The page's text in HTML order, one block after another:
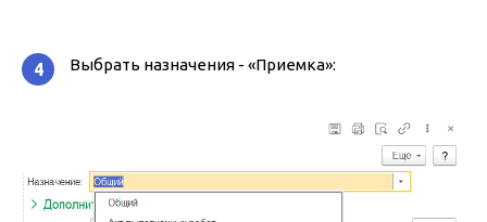
4 Выбрать назначения - «Приемка»: